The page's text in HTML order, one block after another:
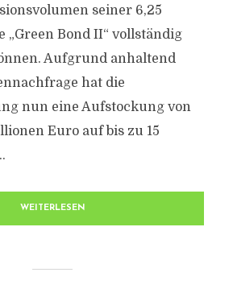
seiner 6,25
„Green Bond II“ vollständig
Aufgrund anhaltend
hat die
nun eine Aufstockung von
Euro auf bis zu 15
WEITERLESEN